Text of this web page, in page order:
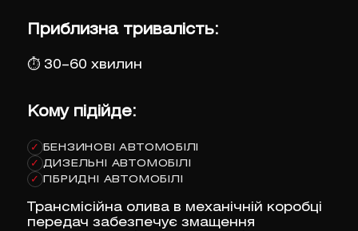
Приблизна тривалість:
⏱ 30–60 хвилин
Кому підійде:
✓ БЕНЗИНОВІ АВТОМОБІЛІ
✓ ДИЗЕЛЬНІ АВТОМОБІЛІ
✓ ГІБРИДНІ АВТОМОБІЛІ
Трансмісійна олива в механічній коробці
передач забезпечує змащення